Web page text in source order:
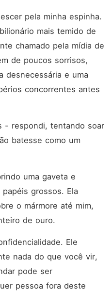
pela minha espinha.
mais temido de
chamado pela mídia de
de poucos sorrisos,
desnecessária e uma
concorrentes antes
- respondi, tentando soar
batesse como um
uma gaveta e
grossos. Ela
o mármore até mim,
de ouro.
Ele
nada do que você vir,
pode ser
pessoa fora deste